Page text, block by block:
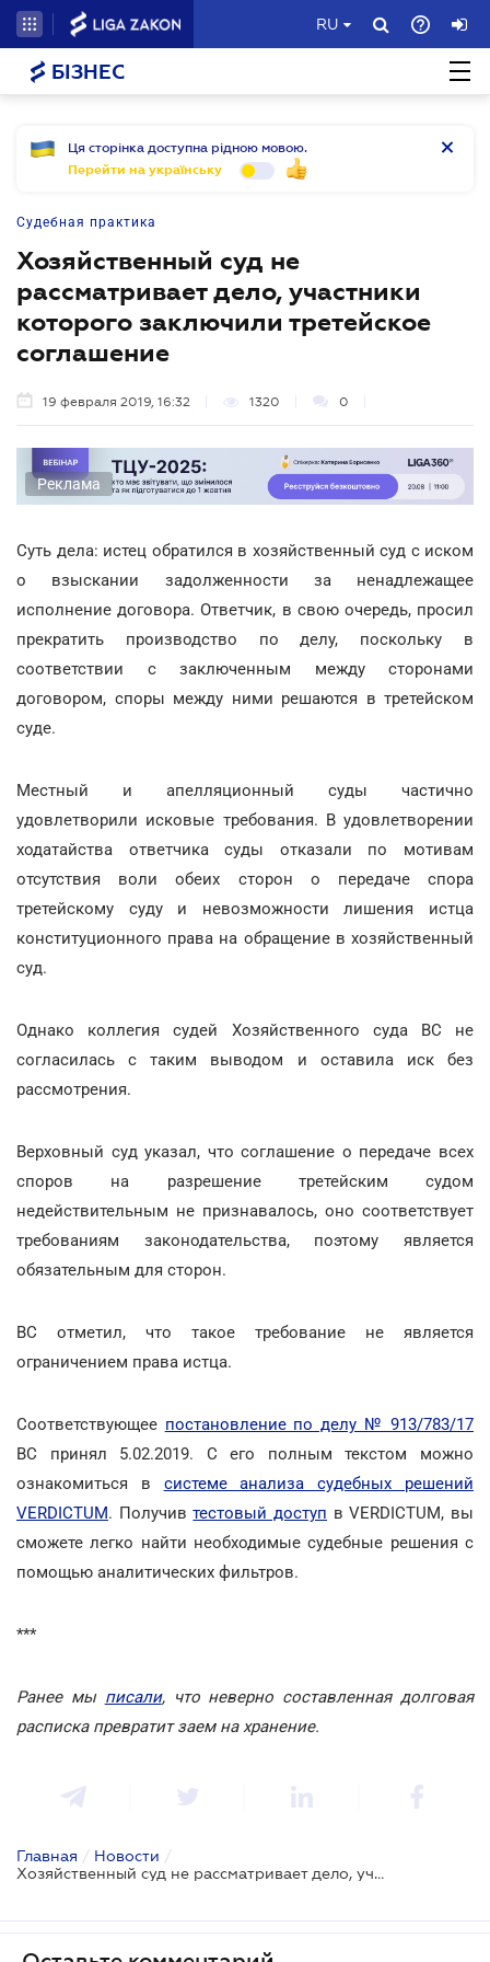
RU
БІЗНЕС
Ця сторінка доступна рідною мовою.
Перейти на українську
Судебная практика
Хозяйственный суд не
рассматривает дело, участники
которого заключили третейское
соглашение
19 февраля 2019, 16:32 1320 0
Реклама
Суть дела: истец обратился в хозяйственный суд с иском
о взыскании задолженности за ненадлежащее
исполнение договора. Ответчик, в свою очередь, просил
прекратить производство по делу, поскольку в
соответствии с заключенным между сторонами
договором, споры между ними решаются в третейском
суде.
Местный и апелляционный суды частично
удовлетворили исковые требования. В удовлетворении
ходатайства ответчика суды отказали по мотивам
отсутствия воли обеих сторон о передаче спора
третейскому суду и невозможности лишения истца
конституционного права на обращение в хозяйственный
суд.
Однако коллегия судей Хозяйственного суда ВС не
согласилась с таким выводом и оставила иск без
рассмотрения.
Верховный суд указал, что соглашение о передаче всех
споров на разрешение третейским судом
недействительным не признавалось, оно соответствует
требованиям законодательства, поэтому является
обязательным для сторон.
ВС отметил, что такое требование не является
ограничением права истца.
Соответствующее постановление по делу № 913/783/17
ВС принял 5.02.2019. С его полным текстом можно
ознакомиться в системе анализа судебных решений
VERDICTUM. Получивтестовый доступ в VERDICTUM, вы
сможете легко найти необходимые судебные решения с
помощью аналитических фильтров.
***
Ранее мы писали, что неверно составленная долговая
расписка превратит заем на хранение.
Главная / Новости /
Хозяйственный суд не рассматривает дело, участники которого заключили третейское соглашение